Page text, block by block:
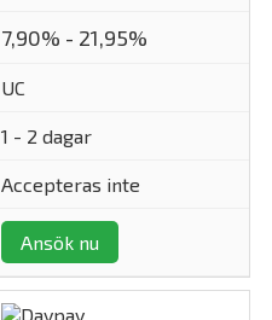
7,90% - 21,95%
UC
1 - 2 dagar
Accepteras inte
Ansök nu